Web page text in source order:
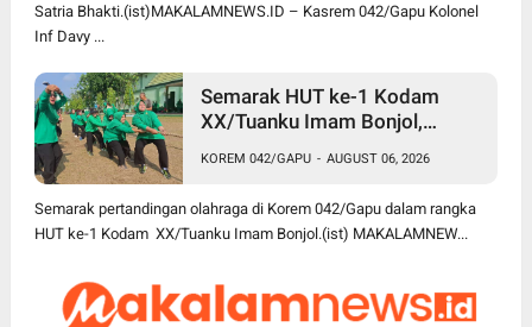
Satria Bhakti.(ist)MAKALAMNEWS.ID – Kasrem 042/Gapu Kolonel
Inf Davy ...
Semarak HUT ke-1 Kodam
XX/Tuanku Imam Bonjol,
Turnamen Olahraga
KOREM 042/GAPU - AUGUST 06, 2026
Semarak pertandingan olahraga di Korem 042/Gapu dalam rangka
HUT ke-1 Kodam XX/Tuanku Imam Bonjol.(ist) MAKALAMNEW...